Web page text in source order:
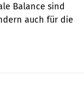
Balance sind
auch für die